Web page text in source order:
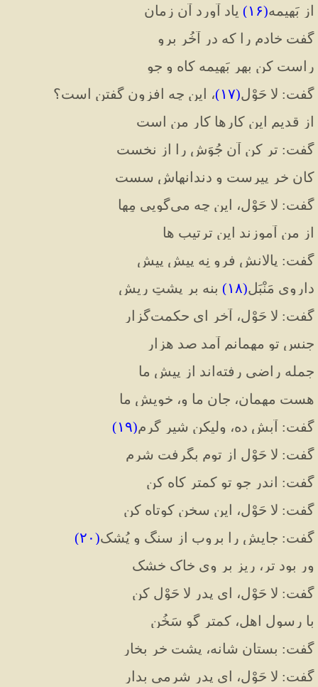
از بَهیمه(۱۶) یاد آورد آن زمان
گفت خادم را که در آخُر برو
راست کن بهر بَهیمه کاه و جو
گفت: لا حَوْل(۱۷)، این چه افزون گفتن است؟
از قدیم این کارها کار من است
گفت: تر کن آن جُوَش را از نخست
کان خر پیرست و دندانهاش سست
گفت: لا حَوْل، این چه میگویی مِها
از من آموزند این ترتیب ها
گفت: پالانش فرو نِه پیش پیش
داروی مَنْبَل(۱۸) بنه بر پشتِ ریش
گفت: لا حَوْل، آخر ای حکمتگزار
جنس تو مهمانم آمد صد هزار
جمله راضی رفته اند از پیش ما
هست مهمان، جان ما و، خویش ما
گفت: آبش ده، ولیکن شیر گرم(۱۹)
گفت: لا حَوْل از توم بگرفت شرم
گفت: اندر جو تو کمتر کاه کن
گفت: لا حَوْل، این سخن کوتاه کن
گفت: جایش را بروب از سنگ و پُشک(۲۰)
ور بود تر، ریز بر وی خاک خشک
گفت: لا حَوْل، ای پدر لا حَوْل کن
با رسول اهل، کمتر گو سَخُن
گفت: بِستان شانه، پشت خر بخار
گفت: لا حَوْل، ای پدر شرمی بدار